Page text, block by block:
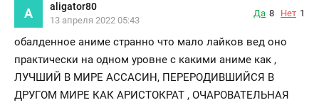
A aligator80
13 апреля 2022 05:43
Да 8 Нет 1
обалденное аниме странно что мало лайков вед оно
практически на одном уровне с какими аниме как ,
ЛУЧШИЙ В МИРЕ АССАСИН, ПЕРЕРОДИВШИЙСЯ В
ДРУГОМ МИРЕ КАК АРИСТОКРАТ , ОЧАРОВАТЕЛЬНАЯ